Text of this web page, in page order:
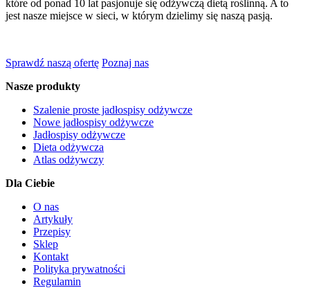
które od ponad 10 lat pasjonuje się odżywczą dietą roślinną. A to
jest nasze miejsce w sieci, w którym dzielimy się naszą pasją.
Sprawdź naszą ofertę Poznaj nas
Nasze produkty
Szalenie proste jadłospisy odżywcze
Nowe jadłospisy odżywcze
Jadłospisy odżywcze
Dieta odżywcza
Atlas odżywczy
Dla Ciebie
O nas
Artykuły
Przepisy
Sklep
Kontakt
Polityka prywatności
Regulamin